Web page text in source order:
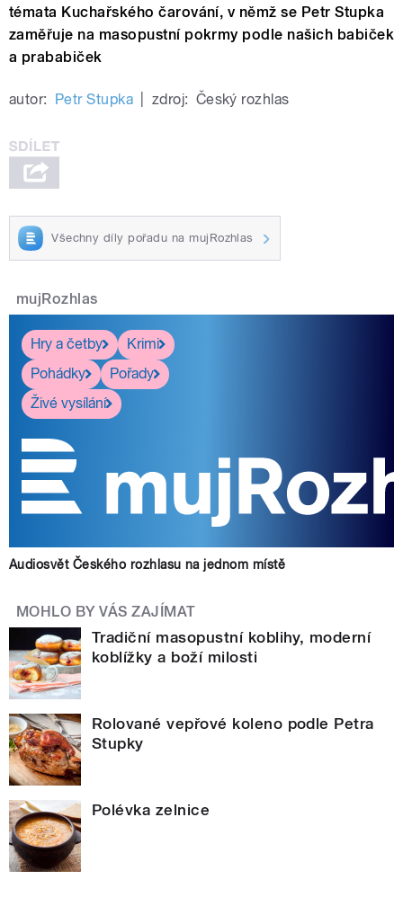
témata Kuchařského čarování, v němž se Petr Stupka
zaměřuje na masopustní pokrmy podle našich babiček
a prababiček
autor: Petr Stupka zdroj: Český rozhlas
Všechny díly pořadu na mujRozhlas
mujRozhlas
Hry a četby
Krimi
Pohádky
Pořady
Živé vysílání
Audiosvět Českého rozhlasu na jednom místě
MOHLO BY VÁS ZAJÍMAT
Tradiční masopustní koblihy, moderní
koblížky a boží milosti
Rolované vepřové koleno podle Petra
Stupky
Polévka zelnice